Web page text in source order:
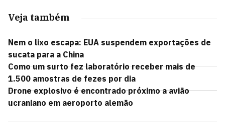
Veja também
Nem o lixo escapa: EUA suspendem exportações de
sucata para a China
Como um surto fez laboratório receber mais de
1.500 amostras de fezes por dia
Drone explosivo é encontrado próximo a avião
ucraniano em aeroporto alemão